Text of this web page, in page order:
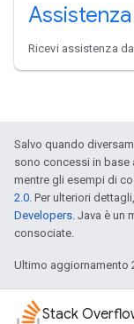
Assistenza
Ricevi assistenza
Salvo quando
sono concessi in base
mentre gli esempi di
2.0 . Per ulteriori
Developers . Java è
consociate.
Ultimo aggiornamento
Stack